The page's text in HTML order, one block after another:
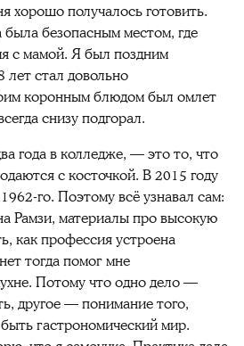
хорошо получалось готовить.
была безопасным местом, где
с мамой. Я был поздним
лет стал довольно
коронным блюдом был омлет
снизу подгорал.
года в колледже, — это то, что
с косточкой. В 2015 году
го. Поэтому всё узнавал сам:
Рамзи, материалы про высокую
как профессия устроена
тогда помог мне
Потому что одно дело —
другое — понимание того,
гастрономический мир.